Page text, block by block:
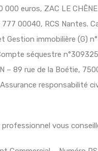
000 euros, ZAC LE
777 00040, RCS Nantes.
immobilière (G)
séquestre
– 89 rue de la Boétie,
responsabilité
vous